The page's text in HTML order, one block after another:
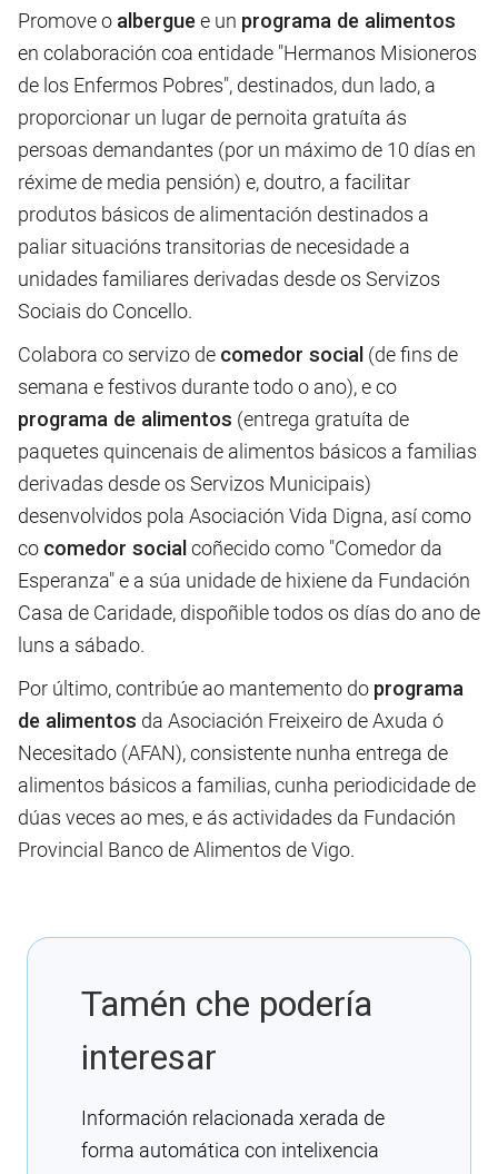
Promove o alberguee un programa de alimentos
en colaboración coa entidade "Hermanos Misioneros
de los Enfermos Pobres", destinados, dun lado, a
proporcionar un lugar de pernoita gratuíta ás
persoas demandantes (por un máximo de 10 días en
réxime de media pensión) e, doutro, a facilitar
produtos básicos de alimentación destinados a
paliar situacións transitorias de necesidade a
unidades familiares derivadas desde os Servizos
Sociais do Concello.
Colabora co servizo de comedor social (de fins de
semana e festivos durante todo o ano), e co
programa de alimentos (entrega gratuíta de
paquetes quincenais de alimentos básicos a familias
derivadas desde os Servizos Municipais)
desenvolvidos pola Asociación Vida Digna, así como
co comedor socialcoñecido como "Comedor da
Esperanza" e a súa unidade de hixiene da Fundación
Casa de Caridade, dispoñible todos os días do ano de
luns a sábado.
Por último, contribúe ao mantemento do programa
de alimentos da Asociación Freixeiro de Axuda ó
Necesitado (AFAN), consistente nunha entrega de
alimentos básicos a familias, cunha periodicidade de
dúas veces ao mes, e ás actividades da Fundación
Provincial Banco de Alimentos de Vigo.
Tamén che podería
interesar
Información relacionada xerada de
forma automática con intelixencia